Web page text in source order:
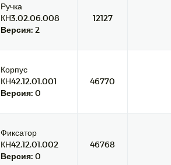
Ручка
КН3.02.06.008
Версия: 2
12127
Корпус
КН42.12.01.001
Версия: 0
46770
Фиксатор
КН42.12.01.002
Версия: 0
46768